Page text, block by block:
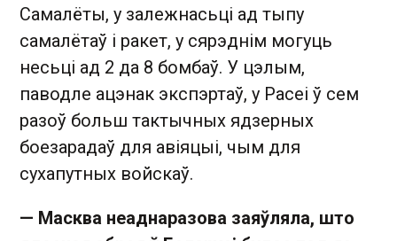
Самалёты, у залежнасьці ад тыпу
самалётаў і ракет, у сярэднім могуць
несьці ад 2 да 8 бомбаў. У цэлым,
паводле ацэнак экспэртаў, у Расеі ў сем
разоў больш тактычных ядзерных
боезарадаў для авіяцыі, чым для
сухапутных войскаў.
— Масква неаднаразова заяўляла, што